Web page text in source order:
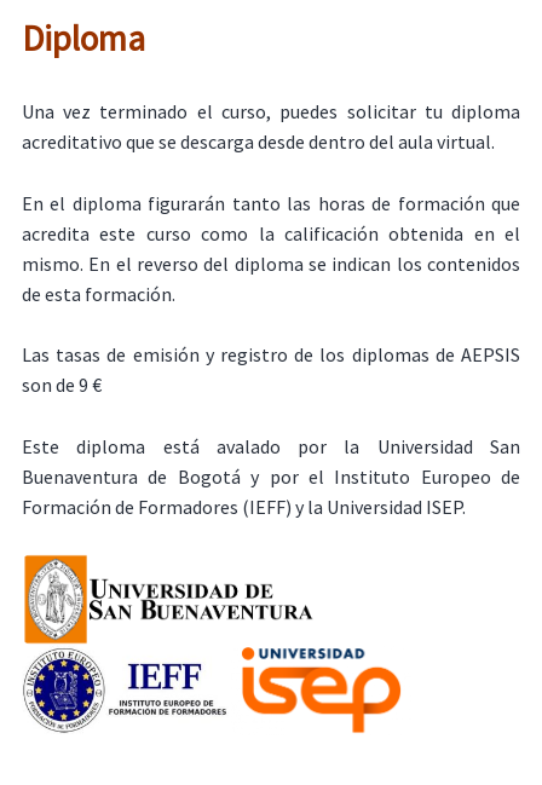
Diploma
Una vez terminado el curso, puedes solicitar tu diploma
acreditativo que se descarga desde dentro del aula virtual.
En el diploma figurarán tanto las horas de formación que
acredita este curso como la calificación obtenida en el
mismo. En el reverso del diploma se indican los contenidos
de esta formación.
Las tasas de emisión y registro de los diplomas de AEPSIS
son de 9 €
Este diploma está avalado por la Universidad San
Buenaventura de Bogotá y por el Instituto Europeo de
Formación de Formadores (IEFF) y la Universidad ISEP.